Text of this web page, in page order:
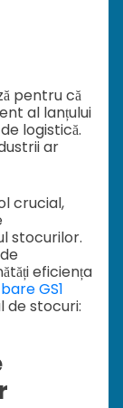
pentru că
al lanțului
logistică.
ar
crucial,
stocurilor.
eficiența
GS1
stocuri: